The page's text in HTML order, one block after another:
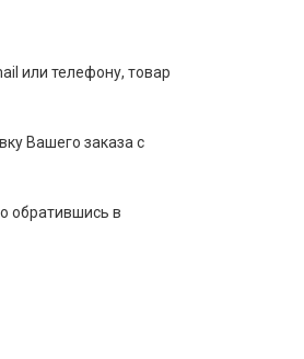
или телефону, товар
Вашего заказа с
обратившись в